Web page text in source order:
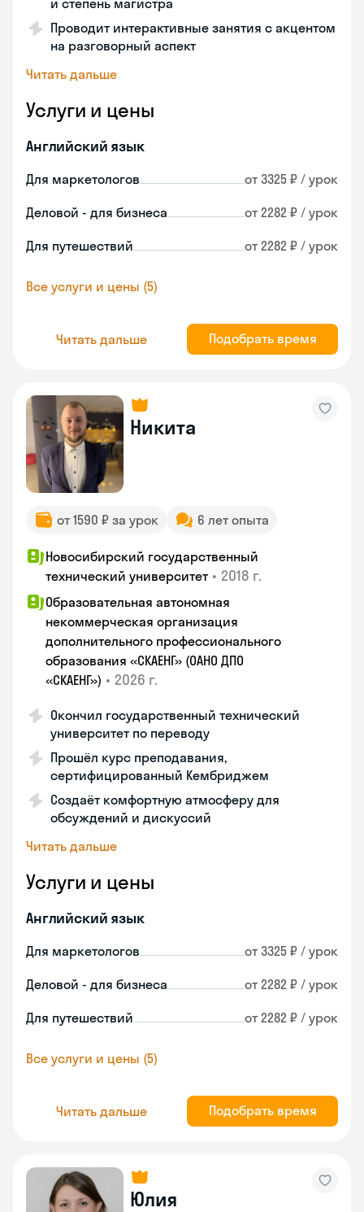
и степень магистра
Проводит интерактивные занятия с акцентом
на разговорный аспект
Читать дальше
Услуги и цены
Английский язык
Для маркетологов от 3325 ₽ / урок
Деловой - для бизнеса от 2282 ₽ / урок
Для путешествий от 2282 ₽ / урок
Все услуги и цены (5)
Читать дальше Подобрать время
Никита
от 1590 ₽ за урок 6 лет опыта
Новосибирский государственный
технический университет • 2018 г.
Образовательная автономная
некоммерческая организация
дополнительного профессионального
образования «СКАЕНГ» (ОАНО ДПО
«СКАЕНГ») • 2026 г.
Окончил государственный технический
университет по переводу
Прошёл курс преподавания,
сертифицированный Кембриджем
Создаёт комфортную атмосферу для
обсуждений и дискуссий
Читать дальше
Услуги и цены
Английский язык
Для маркетологов от 3325 ₽ / урок
Деловой - для бизнеса от 2282 ₽ / урок
Для путешествий от 2282 ₽ / урок
Все услуги и цены (5)
Читать дальше Подобрать время
Юлия